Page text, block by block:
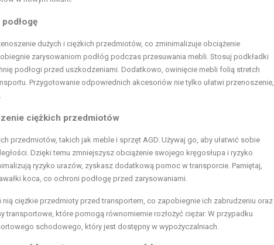
dużych i ciężkich przedmiotów, co zminimalizuje obciążenie
zarysowaniom podłóg podczas przesuwania mebli. Stosuj podkładki
podłogi przed uszkodzeniami. Dodatkowo, owinięcie mebli folią stretch
Przygotowanie odpowiednich akcesoriów nie tylko ułatwi przenoszenie,
ciężkich przedmiotów
przedmiotów, takich jak meble i sprzęt AGD. Używaj go, aby ułatwić sobie
Dzięki temu zmniejszysz obciążenie swojego kręgosłupa i ryzyko
ryzyko urazów, zyskasz dodatkową pomoc w transporcie. Pamiętaj,
koca, co ochroni podłogę przed zarysowaniami.
ciężkie przedmioty przed transportem, co zapobiegnie ich zabrudzeniu oraz
które pomogą równomiernie rozłożyć ciężar. W przypadku
schodowego, który jest dostępny w wypożyczalniach.